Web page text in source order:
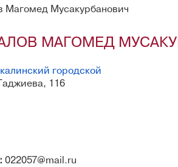
Магомед Мусакурбанович
МАГОМЕД
городской
116
022057@mail.ru